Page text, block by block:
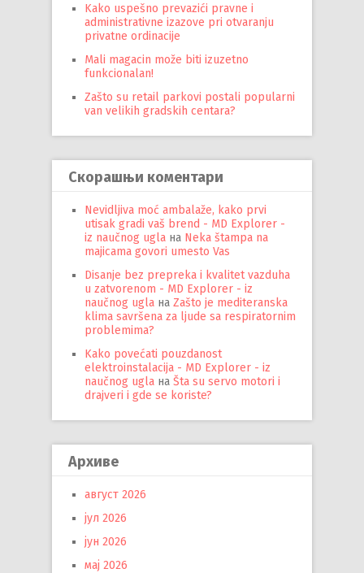
Kako uspešno prevazići pravne i
administrativne izazove pri otvaranju
privatne ordinacije
Mali magacin može biti izuzetno
funkcionalan!
Zašto su retail parkovi postali popularni
van velikih gradskih centara?
Скорашњи коментари
Nevidljiva moć ambalaže, kako prvi
utisak gradi vaš brend - MD Explorer -
iz naučnog ugla на Neka štampa na
majicama govori umesto Vas
Disanje bez prepreka i kvalitet vazduha
u zatvorenom - MD Explorer - iz
naučnog ugla на Zašto je mediteranska
klima savršena za ljude sa respiratornim
problemima?
Kako povećati pouzdanost
elektroinstalacija - MD Explorer - iz
naučnog ugla на Šta su servo motori i
drajveri i gde se koriste?
Архиве
август 2026
јул 2026
јун 2026
мај 2026